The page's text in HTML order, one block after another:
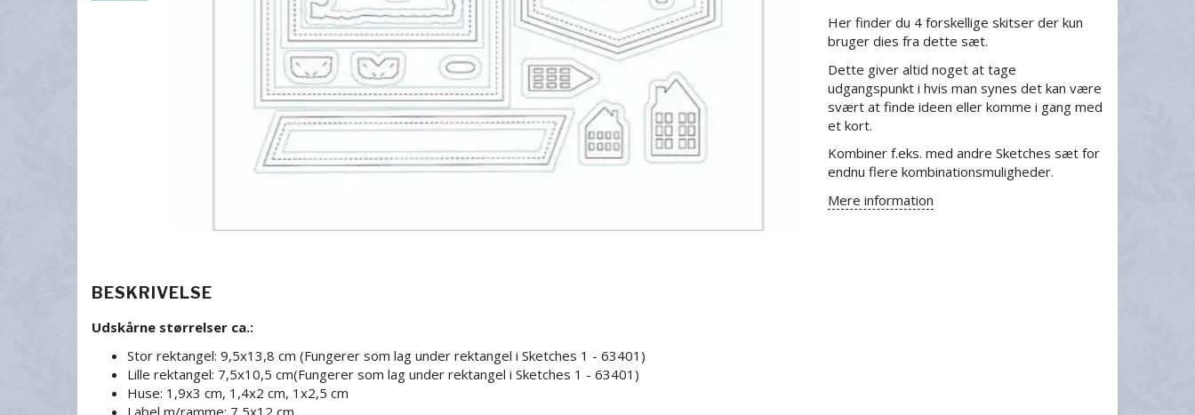
BESKRIVELSE
Udskårne størrelser ca.:
Stor rektangel: 9,5x13,8 cm (Fungerer som lag under rektangel i Sketches 1 - 63401)
Lille rektangel: 7,5x10,5 cm(Fungerer som lag under rektangel i Sketches 1 - 63401)
Huse: 1,9x3 cm, 1,4x2 cm, 1x2,5 cm
Label m/ramme: 7,5x12 cm
Her finder du 4 forskellige skitser der kun
bruger dies fra dette sæt.
Dette giver altid noget at tage
udgangspunkt i hvis man synes det kan være
svært at finde ideen eller komme i gang med
et kort.
Kombiner f.eks. med andre Sketches sæt for
endnu flere kombinationsmuligheder.
Mere information